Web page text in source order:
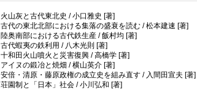
火山灰と古代東北史 / 小口雅史 [著]
古代の東北北部における集落の盛衰を読む / 松本建速 [著]
陸奥南部における古代鉄生産 / 飯村均 [著]
古代蝦夷の鉄利用 / 八木光則 [著]
十和田火山噴火と災害復興 / 高橋学 [著]
アイヌの鍛冶と焼畑 / 横山英介 [著]
安倍・清原・藤原政権の成立史を組み直す / 入間田宣夫 [著]
荘園制と「日本」社会 / 小川弘和 [著]